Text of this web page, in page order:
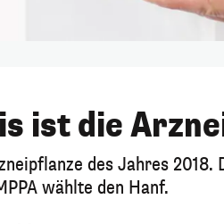
ist die
des Jahres
wählte den Hanf.